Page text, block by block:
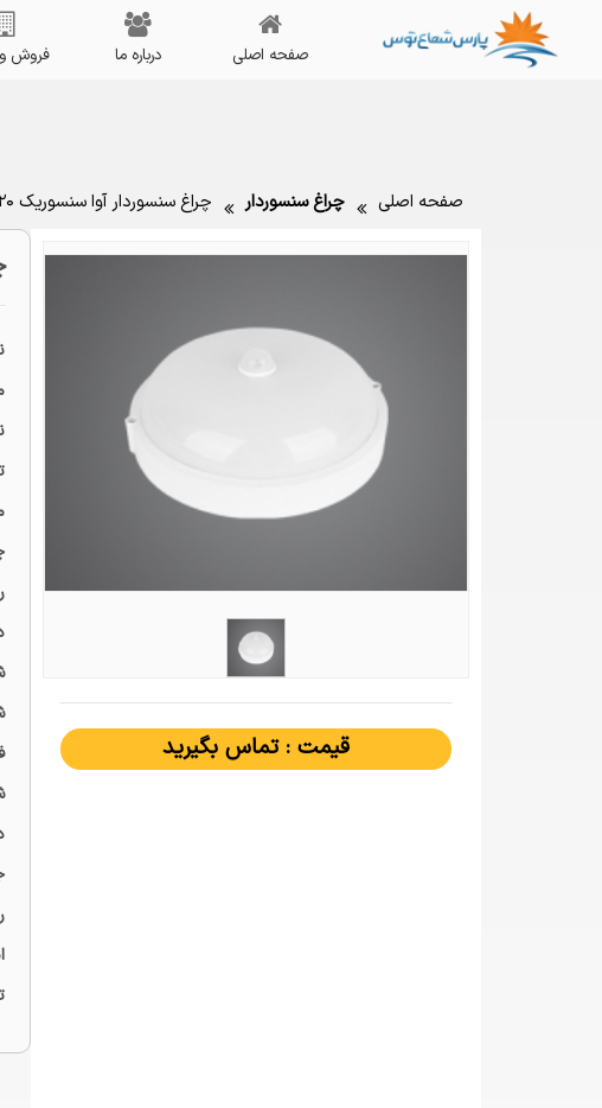
صفحه اصلی درباره ما فروش و
صفحه اصلی چراغ سنسوردار چراغ سنسوردار آوا سنسوریک ۲۰ وات دایره ای پارس شعاع
قیمت : تماس بگیرید